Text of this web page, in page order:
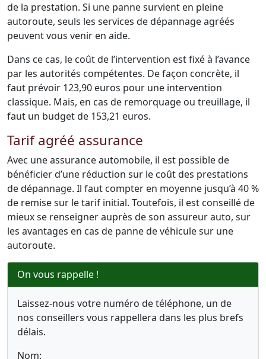
de la prestation. Si une panne survient en pleine
autoroute, seuls les services de dépannage agréés
peuvent vous venir en aide.
Dans ce cas, le coût de l’intervention est fixé à l’avance
par les autorités compétentes. De façon concrète, il
faut prévoir 123,90 euros pour une intervention
classique. Mais, en cas de remorquage ou treuillage, il
faut un budget de 153,21 euros.
Tarif agréé assurance
Avec une assurance automobile, il est possible de
bénéficier d’une réduction sur le coût des prestations
de dépannage. Il faut compter en moyenne jusqu’à 40 %
de remise sur le tarif initial. Toutefois, il est conseillé de
mieux se renseigner auprès de son assureur auto, sur
les avantages en cas de panne de véhicule sur une
autoroute.
On vous rappelle !
Laissez-nous votre numéro de téléphone, un de
nos conseillers vous rappellera dans les plus brefs
délais.
Nom: